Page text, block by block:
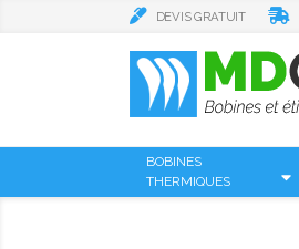
DEVIS GRATUIT
BOBINES
THERMIQUES